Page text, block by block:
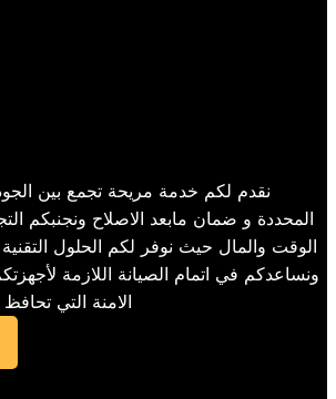
نقدم لكم خدمة مريحة تجمع بين
المحددة و ضمان مابعد الاصلاح ونجنبكم
الوقت والمال حيث نوفر لكم الحلول التقنية
ونساعدكم في اتمام الصيانة اللازمة
الامنة التي